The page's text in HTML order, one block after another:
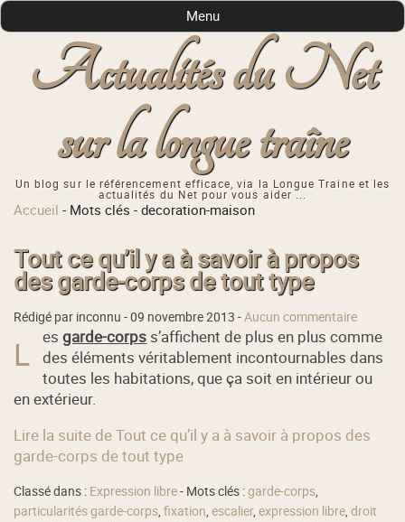
Actualités du Net
sur la longue traîne
Un blog sur le référencement efficace, via la Longue Traine et les
actualités du Net pour vous aider ...
Menu
Accueil - Mots clés -decoration-maison
Tout ce qu’il y a à savoir à propos
des garde-corps de tout type
Rédigé par inconnu -09 novembre 2013 -Aucun commentaire
L esgarde-corps s’affichent de plus en plus comme
des éléments véritablement incontournables dans
toutes les habitations, que ça soit en intérieur ou
en extérieur.
Lire la suite de Tout ce qu’il y a à savoir à propos des
garde-corps de tout type
Classé dans : Expression libre- Mots clés :garde-corps,
particularités garde-corps,fixation,escalier,expression libre,droit